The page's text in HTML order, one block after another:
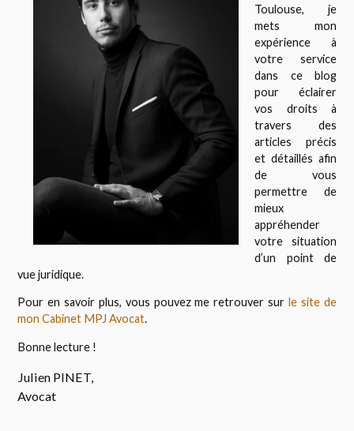
Toulouse, je
mets mon
expérience à
votre service
dans ce blog
pour éclairer
vos droits à
travers des
articles précis
et détaillés afin
de vous
permettre de
mieux
appréhender
votre situation
d’un point de
vue juridique.
Pour en savoir plus, vous pouvez me retrouver sur le site de
mon Cabinet MPJ Avocat.
Bonne lecture !
Julien PINET,
Avocat